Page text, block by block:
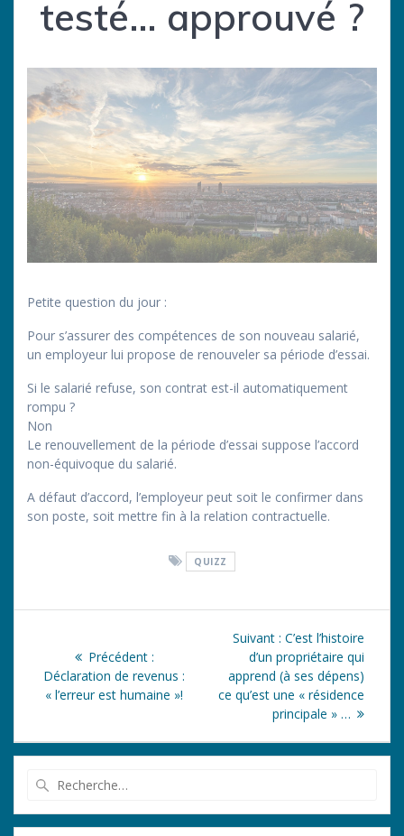
testé… approuvé ?
Petite question du jour :
Pour s’assurer des compétences de son nouveau salarié,
un employeur lui propose de renouveler sa période d’essai.
Si le salarié refuse, son contrat est-il automatiquement
rompu ?
Non
Le renouvellement de la période d’essai suppose l’accord
non-équivoque du salarié.
A défaut d’accord, l’employeur peut soit le confirmer dans
son poste, soit mettre fin à la relation contractuelle.
QUIZZ
l’article
Précédent :Article
précédent
:
Déclaration de revenus :
« l’erreur est humaine »!
Suivant : Article
suivant
:
C’est l’histoire
d’un propriétaire qui
apprend (à ses dépens)
ce qu’est une « résidence
principale » …
: